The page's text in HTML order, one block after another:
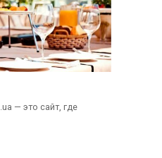
— это сайт, где